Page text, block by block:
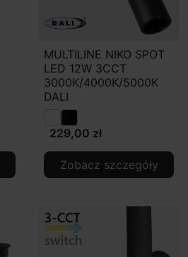
MULTILINE NIKO SPOT
LED 12W 3CCT
3000K/4000K/5000K
DALI
229,00 zł
Zobacz szczegóły